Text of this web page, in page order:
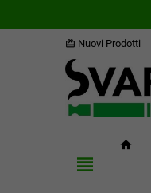
card_giftcard Nuovi Prodotti
view_headline
home